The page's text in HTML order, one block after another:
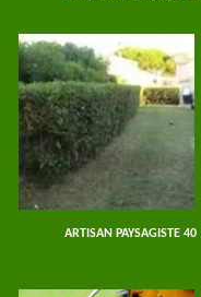
ARTISAN PAYSAGISTE 40